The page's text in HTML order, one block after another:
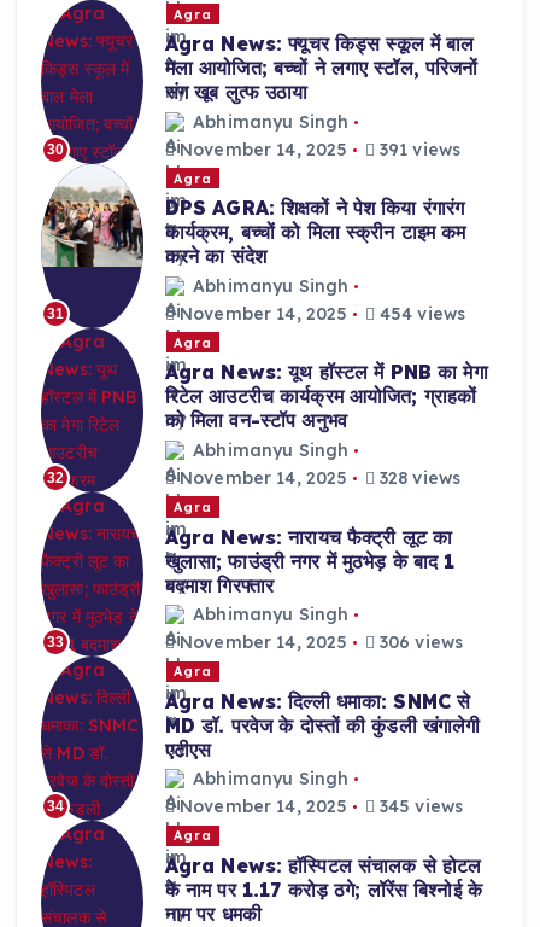
30
Agra
Agra News: फ्यूचर किड्स स्कूल में बाल
मेला आयोजित; बच्चों ने लगाए स्टॉल, परिजनों
संग खूब लुत्फ उठाया
Abhimanyu Singh
November 14, 2025
391 views
31
Agra
DPS AGRA: शिक्षकों ने पेश किया रंगारंग
कार्यक्रम, बच्चों को मिला स्क्रीन टाइम कम
करने का संदेश
Abhimanyu Singh
November 14, 2025
454 views
32
Agra
Agra News: यूथ हॉस्टल में PNB का मेगा
रिटेल आउटरीच कार्यक्रम आयोजित; ग्राहकों
को मिला वन-स्टॉप अनुभव
Abhimanyu Singh
November 14, 2025
328 views
33
Agra
Agra News: नारायच फैक्ट्री लूट का
खुलासा; फाउंड्री नगर में मुठभेड़ के बाद 1
बदमाश गिरफ्तार
Abhimanyu Singh
November 14, 2025
306 views
34
Agra
Agra News: दिल्ली धमाका: SNMC से
MD डॉ. परवेज के दोस्तों की कुंडली खंगालेगी
एटीएस
Abhimanyu Singh
November 14, 2025
345 views
Agra
Agra News: हॉस्पिटल संचालक से होटल
के नाम पर 1.17 करोड़ ठगे; लॉरेंस बिश्नोई के
नाम पर धमकी